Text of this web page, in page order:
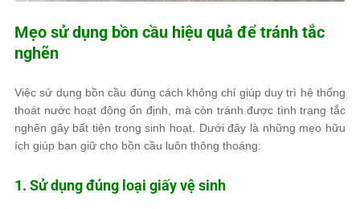
Mẹo sử dụng bồn cầu hiệu quả để tránh tắc
nghẽn
Việcsử dụng bồn cầu đúng cách không chỉ giúp duy trì hệ thống
thoát nước hoạt động ổn định , mà còn tránh được tình trạng tắc
nghẽn gây bất tiện trong sinh hoạt. Dưới đây là những mẹo hữu
ích giúp bạn giữ cho bồn cầu luôn thông thoáng:
1. Sử dụng đúng loại giấy vệ sinh